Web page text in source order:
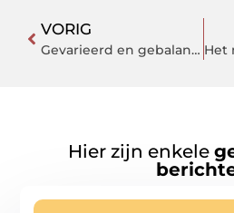
VORIG
Gevarieerd en gebalanceerd eten? Zo doe je dat!
Hier zijn enkele